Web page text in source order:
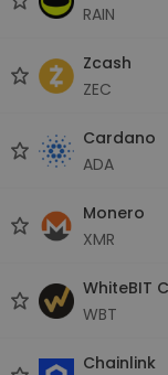
RAIN
Zcash
ZEC
Cardano
ADA
Monero
XMR
WhiteBIT
WBT
Chainlink